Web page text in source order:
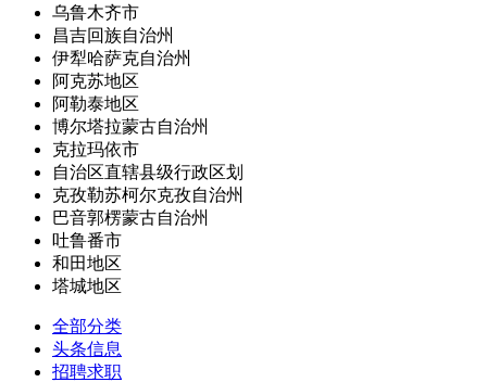
乌鲁木齐市
昌吉回族自治州
伊犁哈萨克自治州
阿克苏地区
阿勒泰地区
博尔塔拉蒙古自治州
克拉玛依市
自治区直辖县级行政区划
克孜勒苏柯尔克孜自治州
巴音郭楞蒙古自治州
吐鲁番市
和田地区
塔城地区
全部分类
头条信息
招聘求职